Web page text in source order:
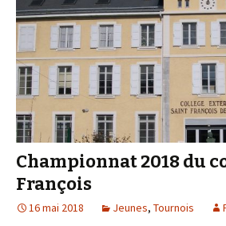
Championnat 2018 du
François
16 mai 2018 Jeunes, Tournois